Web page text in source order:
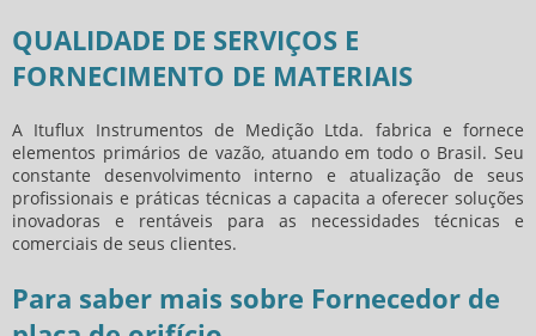
QUALIDADE DE SERVIÇOS E
FORNECIMENTO DE MATERIAIS
A Ituflux Instrumentos de Medição Ltda. fabrica e fornece
elementos primários de vazão, atuando em todo o Brasil. Seu
constante desenvolvimento interno e atualização de seus
profissionais e práticas técnicas a capacita a oferecer soluções
inovadoras e rentáveis para as necessidades técnicas e
comerciais de seus clientes.
Para saber mais sobre Fornecedor de